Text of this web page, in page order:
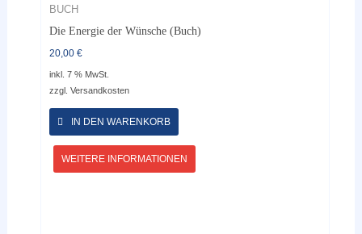
BUCH
Die Energie der Wünsche (Buch)
20,00€
inkl. 7 % MwSt.
zzgl.Versandkosten
IN DEN WARENKORB
WEITERE INFORMATIONEN